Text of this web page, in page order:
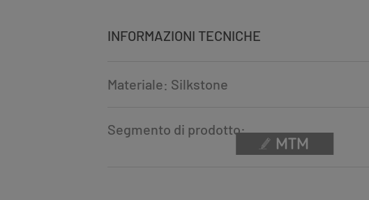
INFORMAZIONI TECNICHE
Materiale: Silkstone
Segmento di prodotto: